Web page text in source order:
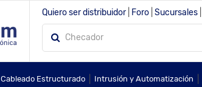
Quiero ser distribuidor Foro Sucursales
Cableado Estructurado Intrusión y Automatización